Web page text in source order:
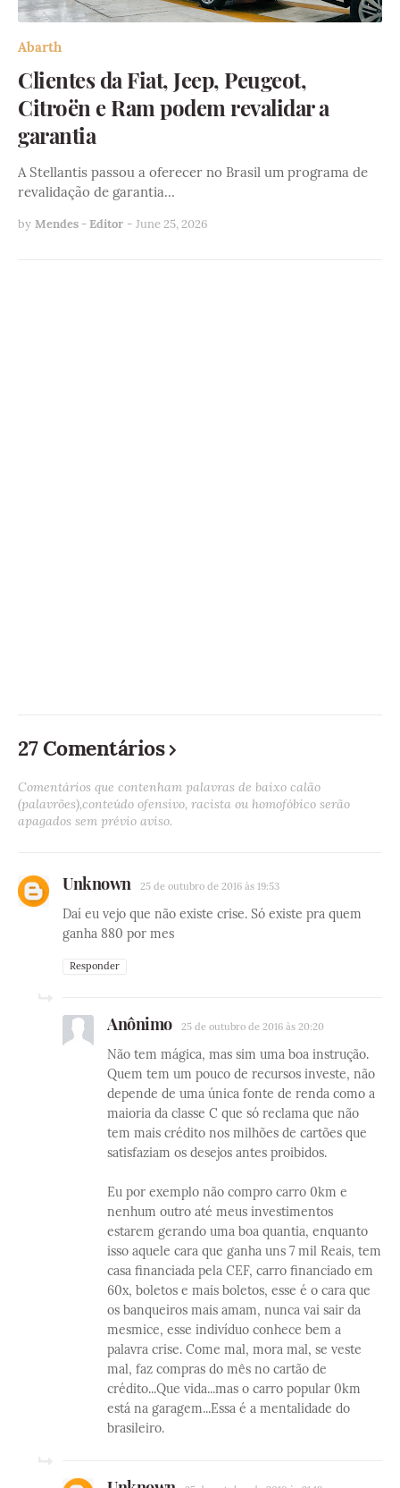
Abarth
Clientes da Fiat, Jeep, Peugeot,
Citroën e Ram podem revalidar a
garantia
A Stellantis passou a oferecer no Brasil um programa de
revalidação de garantia…
by Mendes - Editor - June 25, 2026
27 Comentários
Comentários que contenham palavras de baixo calão
(palavrões),conteúdo ofensivo, racista ou homofóbico serão
apagados sem prévio aviso.
Unknown 25 de outubro de 2016 às 19:53
Daí eu vejo que não existe crise. Só existe pra quem
ganha 880 por mes
Responder
Anônimo 25 de outubro de 2016 às 20:20
Não tem mágica, mas sim uma boa instrução.
Quem tem um pouco de recursos investe, não
depende de uma única fonte de renda como a
maioria da classe C que só reclama que não
tem mais crédito nos milhões de cartões que
satisfaziam os desejos antes proibidos.
Eu por exemplo não compro carro 0km e
nenhum outro até meus investimentos
estarem gerando uma boa quantia, enquanto
isso aquele cara que ganha uns 7 mil Reais, tem
casa financiada pela CEF, carro financiado em
60x, boletos e mais boletos, esse é o cara que
os banqueiros mais amam, nunca vai sair da
mesmice, esse indivíduo conhece bem a
palavra crise. Come mal, mora mal, se veste
mal, faz compras do mês no cartão de
crédito...Que vida...mas o carro popular 0km
está na garagem...Essa é a mentalidade do
brasileiro.